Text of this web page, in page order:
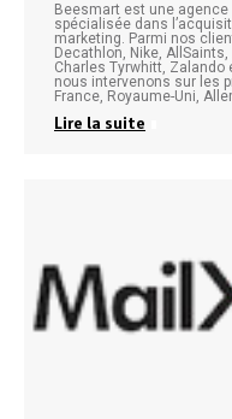
Beesmart est une
spécialisée dans
marketing. Parmi nos
Decathlon, Nike,
Charles Tyrwhitt, Zalando
nous intervenons sur les
France, Royaume-Uni,
Lire la suite